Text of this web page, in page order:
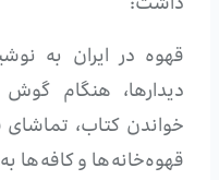
قهوه در ایران به
دیدارها، هنگام
خواندن کتاب، تماشای
قهوه‌خانه‌ها و کافه‌ها